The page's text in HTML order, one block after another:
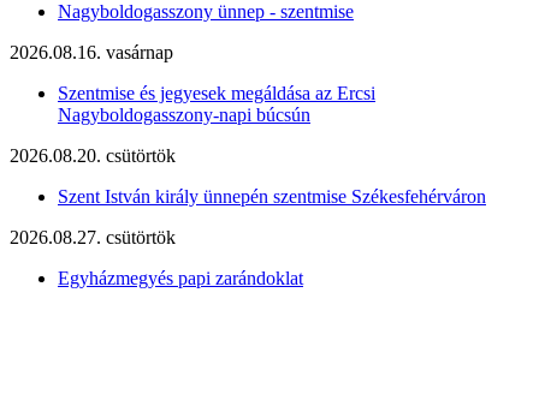
Nagyboldogasszony ünnep - szentmise
2026.08.16. vasárnap
Szentmise és jegyesek megáldása az Ercsi
Nagyboldogasszony-napi búcsún
2026.08.20. csütörtök
Szent István király ünnepén szentmise Székesfehérváron
2026.08.27. csütörtök
Egyházmegyés papi zarándoklat